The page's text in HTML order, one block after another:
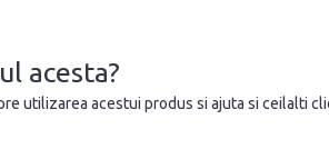
acesta?
utilizarea acestui produs si ajuta si ceilalti